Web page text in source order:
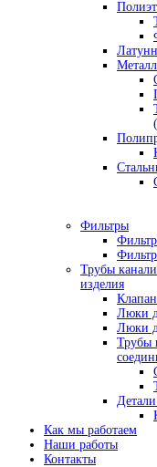
Фильтры
Трубы
изделия
Люки
Люки
Трубы
Как мы работаем
Наши работы
Контакты